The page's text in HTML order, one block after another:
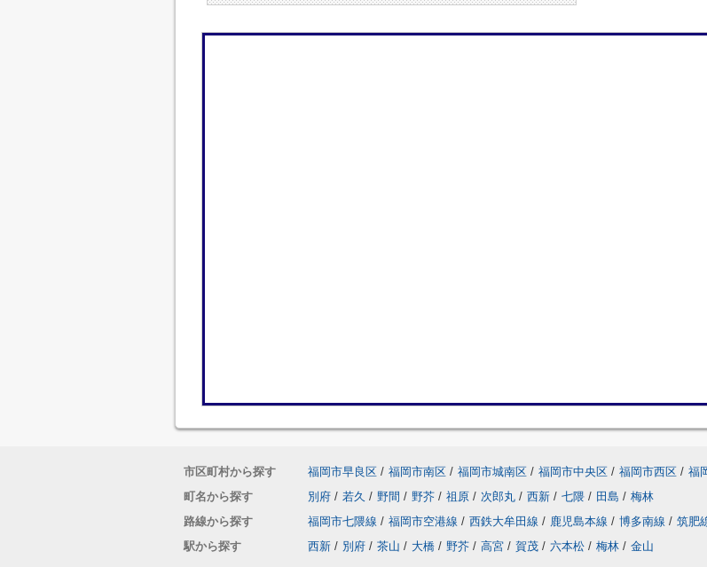
市区町村から探す 福岡市早良区 / 福岡市南区 / 福岡市城南区 / 福岡市中央区 / 福岡市西区 / 福
町名から探す
別府 / 若久 / 野間 / 野芥 / 祖原 / 次郎丸 / 西新 / 七隈 / 田島 / 梅林
路線から探す
福岡市七隈線 / 福岡市空港線 / 西鉄大牟田線 / 鹿児島本線 / 博多南線 / 筑肥
駅から探す
西新 / 別府 / 茶山 / 大橋 / 野芥 / 高宮 / 賀茂 / 六本松 / 梅林 / 金山